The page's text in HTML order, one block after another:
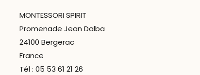
MONTESSORI SPIRIT
Promenade Jean Dalba
24100 Bergerac
France
Tél : 05 53 61 21 26